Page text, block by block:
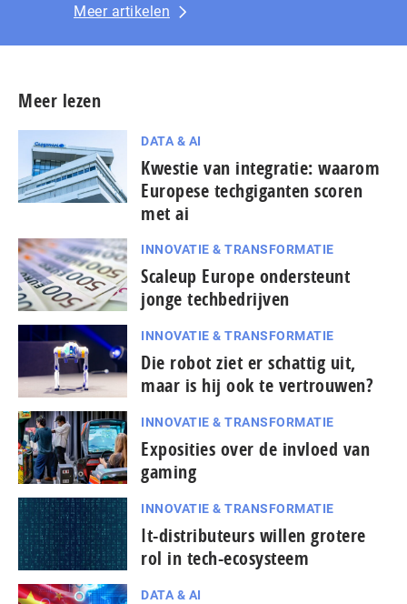
Meer artikelen
Meer lezen
DATA & AI
Kwestie van integratie: waarom
Europese techgiganten scoren
met ai
INNOVATIE & TRANSFORMATIE
Scaleup Europe ondersteunt
jonge techbedrijven
INNOVATIE & TRANSFORMATIE
Die robot ziet er schattig uit,
maar is hij ook te vertrouwen?
INNOVATIE & TRANSFORMATIE
Exposities over de invloed van
gaming
INNOVATIE & TRANSFORMATIE
It-dis­tri­bu­teurs willen grotere
rol in tech-ecosysteem
DATA & AI